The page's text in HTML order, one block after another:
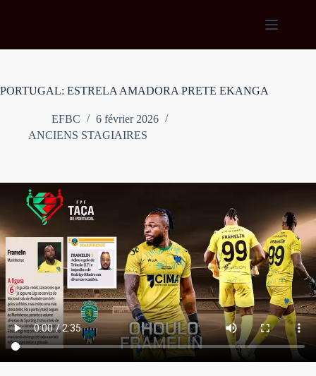
PORTUGAL: ESTRELA AMADORA PRETE EKANGA
EFBC
6 février 2026
ANCIENS STAGIAIRES